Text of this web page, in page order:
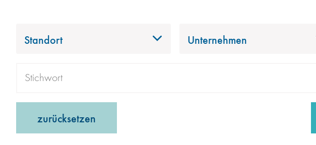
Standort Unternehmen
zurücksetzen